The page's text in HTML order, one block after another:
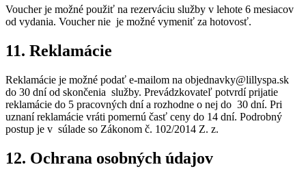
Voucher je možné použiť na rezerváciu služby v lehote 6 mesiacov
od vydania. Voucher nie je možné vymeniť za hotovosť.
11. Reklamácie
Reklamácie je možné podať e-mailom na objednavky@lillyspa.sk
do 30 dní od skončenia služby. Prevádzkovateľ potvrdí prijatie
reklamácie do 5 pracovných dní a rozhodne o nej do 30 dní. Pri
uznaní reklamácie vráti pomernú časť ceny do 14 dní. Podrobný
postup je v súlade so Zákonom č. 102/2014 Z. z.
12. Ochrana osobných údajov